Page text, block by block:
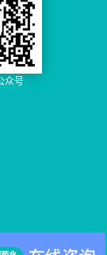
众号